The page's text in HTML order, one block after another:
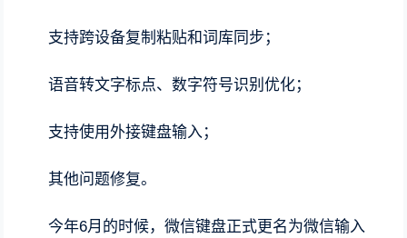
支持跨设备复制粘贴和词库同步；
语音转文字标点、数字符号识别优化；
支持使用外接键盘输入；
其他问题修复。
今年6月的时候，微信键盘正式更名为微信输入